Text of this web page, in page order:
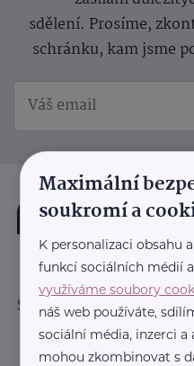
sdělení. Prosíme,
schránku, kam jsme
Sledujte nás:
Maximální
soukromí a
K personalizaci obsahu
funkcí sociálních médií
využíváme soubory
náš web používáte,
sociální média, inzerci
mohou zkombinovat s